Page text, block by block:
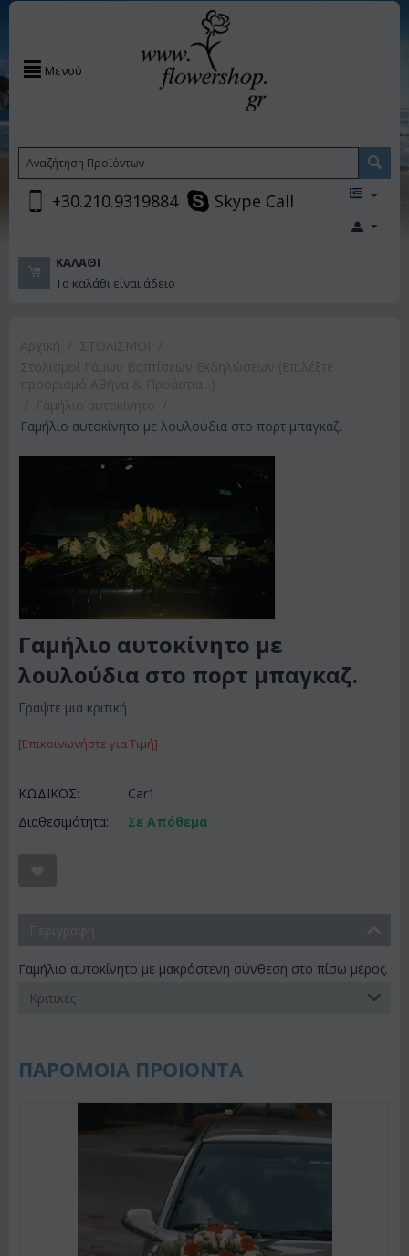
Μενού
+30.210.9319884 Skype Call
ΚΑΛΆΘΙ
Το καλάθι είναι άδειο
Γαμήλιο αυτοκίνητο με λουλούδια στο πορτ μπαγκαζ.
Γαμήλιο αυτοκίνητο με
λουλούδια στο πορτ μπαγκαζ.
Γράψτε μια κριτική
[Επικοινωνήστε για Τιμή]
ΚΩΔΙΚΟΣ:
Car1
Διαθεσιμότητα:
Σε Απόθεμα
Γαμήλιο αυτοκίνητο με μακρόστενη σύνθεση στο πίσω μέρος.
Κριτικές
ΠΑΡΟΜΟΙΑ ΠΡΟΙΟΝΤΑ